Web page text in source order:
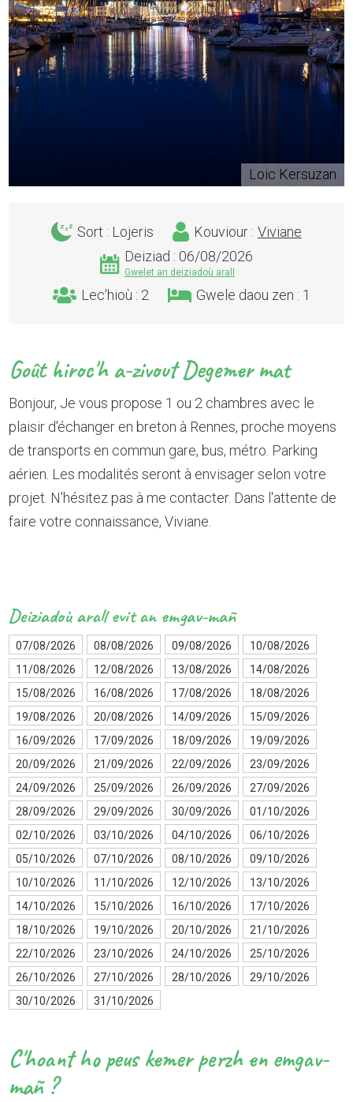
Loic Kersuzan
Loic Kersuzan
Sort : Lojeris Kouviour : Viviane
Deiziad : 06/08/2026
Gwelet an deiziadoù arall
Lec'hioù : 2 Gwele daou zen : 1
Goût hiroc'h a-zivout Degemer mat
Bonjour, Je vous propose 1 ou 2 chambres avec le
plaisir d'échanger en breton à Rennes, proche moyens
de transports en commun gare, bus, métro. Parking
aérien. Les modalités seront à envisager selon votre
projet. N'hésitez pas à me contacter. Dans l'attente de
faire votre connaissance, Viviane.
Deiziadoù arall evit an emgav-mañ
07/08/2026 08/08/2026 09/08/2026
10/08/2026
11/08/2026
12/08/2026 13/08/2026
14/08/2026
15/08/2026
16/08/2026 17/08/2026
18/08/2026
19/08/2026
20/08/2026 14/09/2026
15/09/2026
16/09/2026
17/09/2026 18/09/2026
19/09/2026
20/09/2026
21/09/2026 22/09/2026
23/09/2026
24/09/2026
25/09/2026 26/09/2026
27/09/2026
28/09/2026
29/09/2026 30/09/2026
01/10/2026
02/10/2026
03/10/2026 04/10/2026
06/10/2026
05/10/2026
07/10/2026 08/10/2026
09/10/2026
10/10/2026
11/10/2026 12/10/2026
13/10/2026
14/10/2026
15/10/2026 16/10/2026
17/10/2026
18/10/2026
19/10/2026 20/10/2026
21/10/2026
22/10/2026
23/10/2026 24/10/2026
25/10/2026
26/10/2026
27/10/2026 28/10/2026
29/10/2026
30/10/2026
31/10/2026
C'hoant ho peus kemer perzh en emgav-
mañ ?